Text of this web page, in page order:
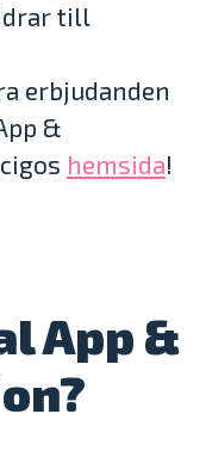
till
erbjudanden
&
hemsida!
App &